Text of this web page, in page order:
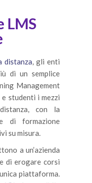
LMS
distanza, gli enti
di un semplice
Management
studenti i mezzi
con la
di formazione
su misura.
a un’azienda
di erogare corsi
piattaforma.